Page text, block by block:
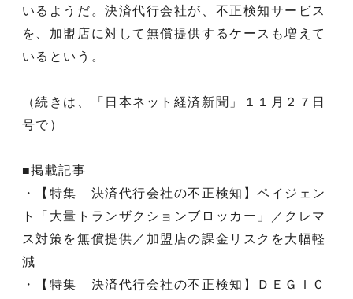
いるようだ。決済代行会社が、不正検知サービス
を、加盟店に対して無償提供するケースも増えて
いるという。
（続きは、「日本ネット経済新聞」１１月２７日
号で）
■掲載記事
・【特集 決済代行会社の不正検知】ペイジェン
ト「大量トランザクションブロッカー」／クレマ
ス対策を無償提供／加盟店の課金リスクを大幅軽
減
・【特集 決済代行会社の不正検知】ＤＥＧＩＣ